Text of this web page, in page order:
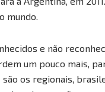
mundo.
e não
um pouco mais,
os regionais,